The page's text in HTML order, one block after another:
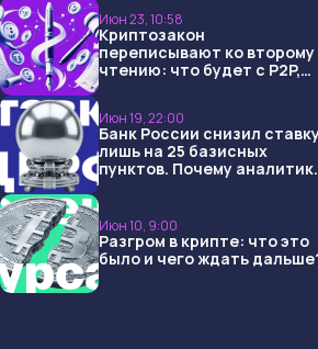
Июн 23, 10:58
Криптозакон
переписывают ко второму
чтению: что будет с P2P,
Июн 19, 22:00
Банк России снизил
лишь на 25 базисных
пунктов. Почему
Июн 10, 9:00
Разгром в крипте: что это
было и чего ждать